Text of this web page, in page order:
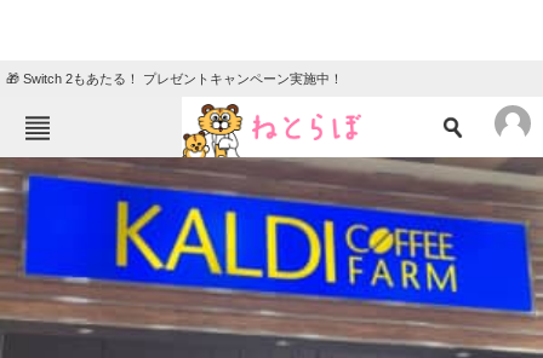
🎁 Switch 2もあたる！ プレゼントキャンペーン実施中！
ねとらぼメニュー
ニュース
クイズ
グルメ 地域
教育・育児